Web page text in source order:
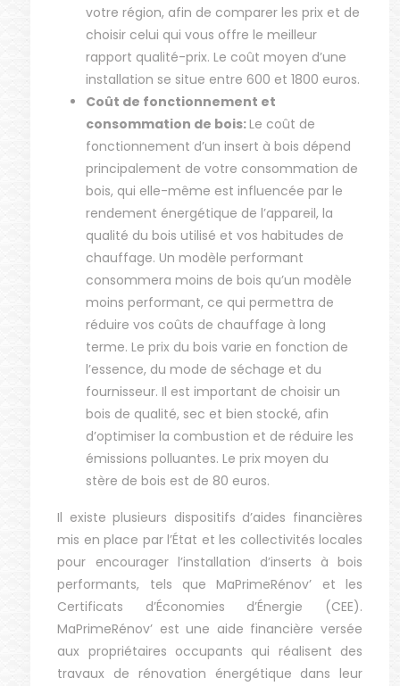
votre région, afin de comparer les prix et de
choisir celui qui vous offre le meilleur
rapport qualité-prix. Le coût moyen d’une
installation se situe entre 600 et 1800 euros.
Coût de fonctionnement et
consommation de bois:Le coût de
fonctionnement d’un insert à bois dépend
principalement de votre consommation de
bois, qui elle-même est influencée par le
rendement énergétique de l’appareil, la
qualité du bois utilisé et vos habitudes de
chauffage. Un modèle performant
consommera moins de bois qu’un modèle
moins performant, ce qui permettra de
réduire vos coûts de chauffage à long
terme. Le prix du bois varie en fonction de
l’essence, du mode de séchage et du
fournisseur. Il est important de choisir un
bois de qualité, sec et bien stocké, afin
d’optimiser la combustion et de réduire les
émissions polluantes. Le prix moyen du
stère de bois est de 80 euros.
Il existe plusieurs dispositifs d’aides financières
mis en place par l’État et les collectivités locales
pour encourager l’installation d’inserts à bois
performants, tels que MaPrimeRénov’ et les
Certificats d’Économies d’Énergie (CEE).
MaPrimeRénov’ est une aide financière versée
aux propriétaires occupants qui réalisent des
travaux de rénovation énergétique dans leur